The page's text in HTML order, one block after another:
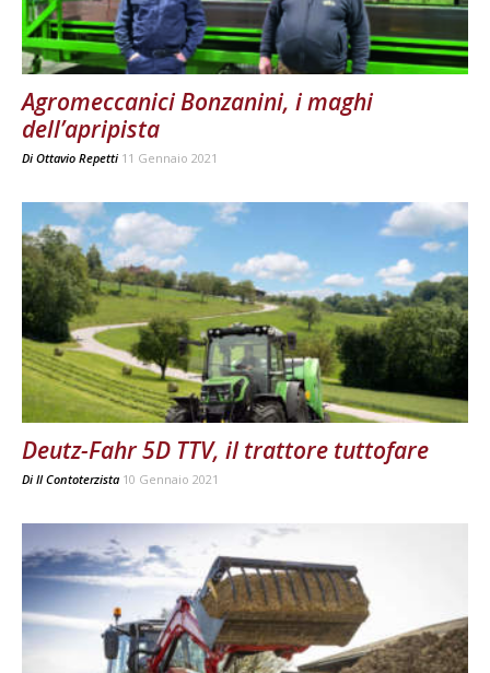
Agromeccanici Bonzanini, i maghi
dell’apripista
Di Ottavio Repetti 11 Gennaio 2021
Deutz-Fahr 5D TTV, il trattore tuttofare
Di Il Contoterzista 10 Gennaio 2021